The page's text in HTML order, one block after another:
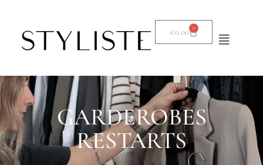
€0.00 0
GARDEROBES
RESTARTS